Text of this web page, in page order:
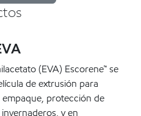
(EVA) Escorene™ se
de extrusión para
protección de
y en